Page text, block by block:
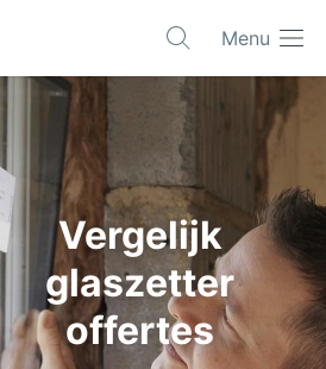
Menu
Vergelijk
glaszetter
offertes